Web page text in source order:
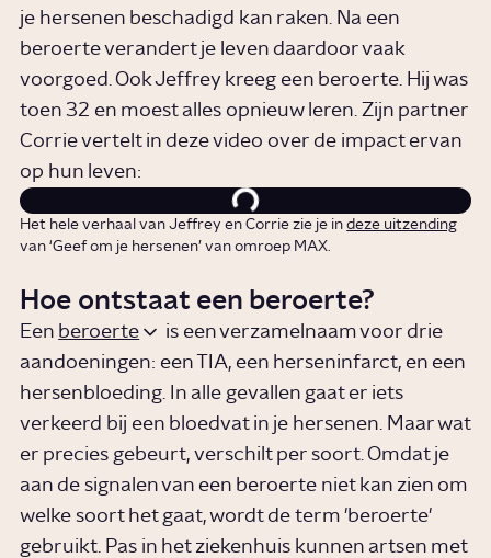
je hersenen beschadigd kan raken. Na een
beroerte verandert je leven daardoor vaak
voorgoed. Ook Jeffrey kreeg een beroerte. Hij was
toen 32 en moest alles opnieuw leren. Zijn partner
Corrie vertelt in deze video over de impact ervan
op hun leven:
Het hele verhaal van Jeffrey en Corrie zie je indeze uitzending
van ‘Geef om je hersenen’ van omroep MAX.
Hoe ontstaat een beroerte?
Een beroerte
is een verzamelnaam voor drie
aandoeningen: een TIA, een herseninfarct, en een
hersenbloeding. In alle gevallen gaat er iets
verkeerd bij een bloedvat in je hersenen. Maar wat
er precies gebeurt, verschilt per soort. Omdat je
aan de signalen van een beroerte niet kan zien om
welke soort het gaat, wordt de term 'beroerte'
gebruikt. Pas in het ziekenhuis kunnen artsen met